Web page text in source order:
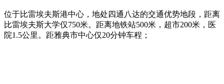
位于比雷埃夫斯港中心，地处四通八达的交通优势地段，距离
比雷埃夫斯大学仅750米。距离地铁站500米，超市200米，医
院1.5公里。距雅典市中心仅20分钟车程；